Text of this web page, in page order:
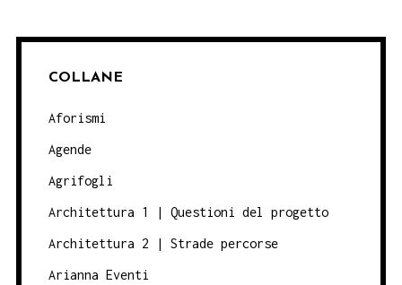
COLLANE
Aforismi
Agende
Agrifogli
Architettura 1 | Questioni del progetto
Architettura 2 | Strade percorse
Arianna Eventi